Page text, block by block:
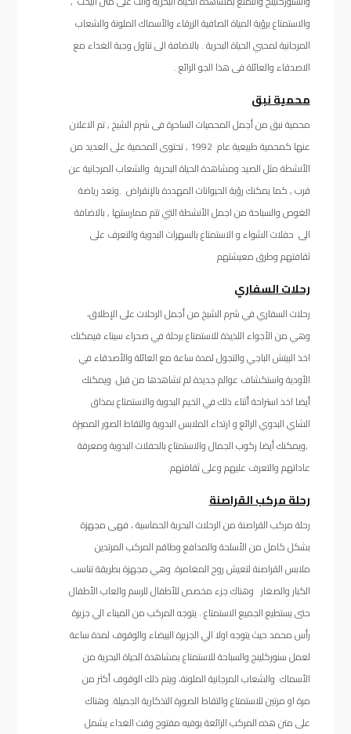
والاستمتاع برؤية المياة الصافية الزرقاء والأسماك الملونة والشعاب
المرجانية لمحبي الحياة البحرية . بالاضافة الى تناول وجبة الغداء مع
الاصدقاء والعائلة فى هذا الجو الرائع .
محمية نبق
محمية نبق من أجمل المحميات الساحرة فى شرم الشيخ , تم الاعلان
عنها كمحمية طبيعية عام 1992 , تحتوى المحمية على العديد من
الأنشطة مثل الصيد ومشاهدة الحياة البحرية والشعاب المرجانية عن
قرب , كما يمكنك رؤية الحيوانات المهددة بالإنقراض .وتعد رياضة
الغوص والسباحة من اجمل الأنشطة التي تتم ممارستها , بالاضافة
الى حفلات الشواء و الاستمتاع بالسهرات البدوية والتعرف على
ثقافتهم وطرق معيشتهم
رحلات السفاري
رحلات السفاري في شرم الشيخ من أجمل الرحلات على الإطلاق،
وهي من الأجواء اللذيذة للاستمتاع برحلة في صحراء سيناء فيمكنك
اخذ البيتش الباجي والتجول لمدة ساعة مع العائلة والأصدقاء في
الأودية واستكشاف عوالم جديدة لم تشاهدها من قبل. ويمكنك
أيضا اخذ استراحة أثناء ذلك في الخيم البدوية والاستمتاع بمذاق
الشاي البدوي الرائع و ارتداء الملابس البدوية والتقاط الصور المميزة
,ويمكنك أيضا ركوب الجمال والاستمتاع بالحفلات البدوية ومعرفة
عاداتهم والتعرف عليهم وعلى ثقافتهم.
رحلة مركب القراصنة
رحلة مركب القراصنة من الرحلات البحرية الحماسية ، فهى مجهزة
بشكل كامل من الأسلحة والمدافع وطاقم المركب المرتدين
ملابس القراصنة لتعيش روح المغامرة. وهي مجهزة بطريقة تناسب
الكبار والصغار وهناك جزء مخصص للأطفال للرسم والعاب الأطفال
حتى يستطيع الجميع الاستمتاع . يتوجه المركب من الميناء الي جزيرة
رأس محمد حيث يتوجه اولا الي الجزيرة البيضاء والوقوف لمدة ساعة
لعمل سنوركلينج والسباحة للاستمتاع بمشاهدة الحياة البحرية من
الأسماك والشعاب المرجانية الملونة، ويتم ذلك الوقوف أكثر من
مرة او مرتين للاستمتاع والتقاط الصورة التذكارية الجميلة. وهناك
على متن هذه المركب الرائعة بوفيه مفتوح وقت الغداء يشمل